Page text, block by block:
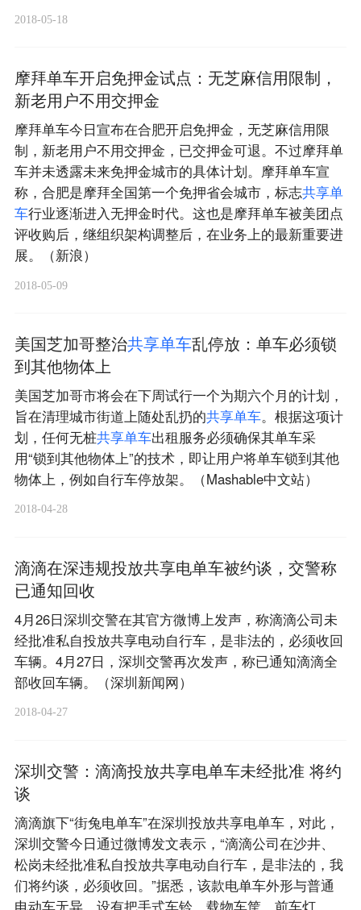
2018-05-18
摩拜单车开启免押金试点：无芝麻信用限制，
新老用户不用交押金
摩拜单车今日宣布在合肥开启免押金，无芝麻信用限
制，新老用户不用交押金，已交押金可退。不过摩拜单
车并未透露未来免押金城市的具体计划。摩拜单车宣
称，合肥是摩拜全国第一个免押省会城市，标志共享单
车行业逐渐进入无押金时代。这也是摩拜单车被美团点
评收购后，继组织架构调整后，在业务上的最新重要进
展。（新浪）
2018-05-09
美国芝加哥整治共享单车乱停放：单车必须锁
到其他物体上
美国芝加哥市将会在下周试行一个为期六个月的计划，
旨在清理城市街道上随处乱扔的共享单车。根据这项计
划，任何无桩共享单车出租服务必须确保其单车采
用“锁到其他物体上”的技术，即让用户将单车锁到其他
物体上，例如自行车停放架。（Mashable中文站）
2018-04-28
滴滴在深违规投放共享电单车被约谈，交警称
已通知回收
4月26日深圳交警在其官方微博上发声，称滴滴公司未
经批准私自投放共享电动自行车，是非法的，必须收回
车辆。4月27日，深圳交警再次发声，称已通知滴滴全
部收回车辆。（深圳新闻网）
2018-04-27
深圳交警：滴滴投放共享电单车未经批准 将约
谈
滴滴旗下“街兔电单车”在深圳投放共享电单车，对此，
深圳交警今日通过微博发文表示，“滴滴公司在沙井、
松岗未经批准私自投放共享电动自行车，是非法的，我
们将约谈，必须收回。”据悉，该款电单车外形与普通
电动车无异，设有把手式车铃、载物车筐、前车灯。